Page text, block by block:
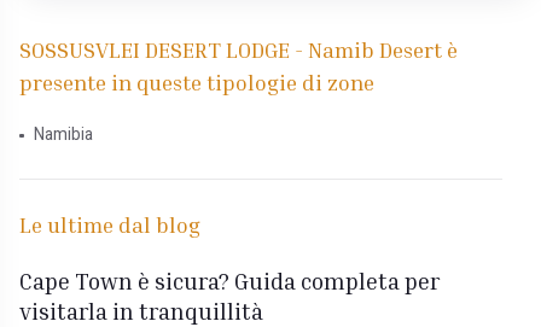
SOSSUSVLEI DESERT LODGE - Namib Desert è
presente in queste tipologie di zone
Namibia
Le ultime dal blog
Cape Town è sicura? Guida completa per
visitarla in tranquillità